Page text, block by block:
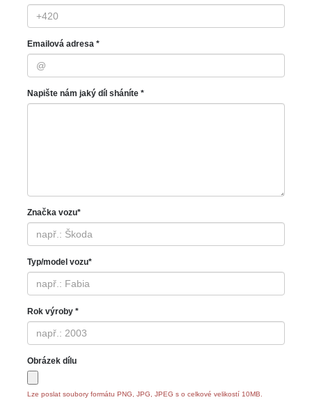
Emailová adresa *
Napište nám jaký díl sháníte *
Značka vozu*
Typ/model vozu*
Rok výroby *
Obrázek dílu
Lze poslat soubory formátu PNG, JPG, JPEG s o celkové velikostí 10MB.